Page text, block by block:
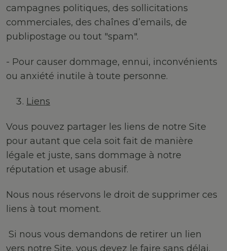
campagnes politiques, des sollicitations
commerciales, des chaînes d’emails, de
publipostage ou tout "spam".
- Pour causer dommage, ennui, inconvénients
ou anxiété inutile à toute personne.
Liens
Vous pouvez partager les liens de notre Site
pour autant que cela soit fait de manière
légale et juste, sans dommage à notre
réputation et usage abusif.
Nous nous réservons le droit de supprimer ces
liens à tout moment.
Si nous vous demandons de retirer un lien
vers notre Site, vous devez le faire sans délai.